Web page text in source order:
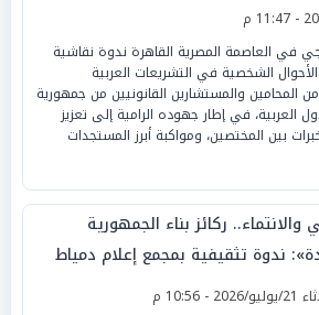
في العاصمة المصرية القاهرة ندوة نقاشية
الشخصية في التشريعات العربية
المحامين والمستشارين القانونيين من جمهورية
العربية، في إطار جهوده الرامية إلى تعزيز
بين المختصين، ومواكبة أبرز المستجدات
والانتماء.. ركائز بناء الجمهورية
ندوة تثقيفية بمجمع إعلام دمياط
يوليو المجيدة- 10:56 م